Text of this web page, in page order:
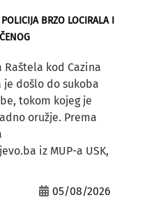
BRZO LOCIRALA I
Raštela kod Cazina
je došlo do sukoba
tokom kojeg je
oružje. Prema
iz MUP-a USK,
05/08/2026